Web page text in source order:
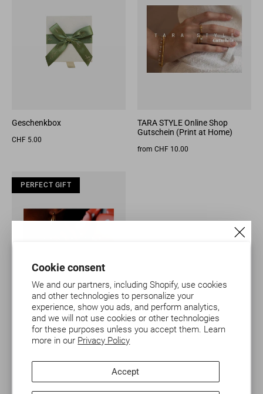
Cookie consent
We and our partners, including Shopify, use cookies
and other technologies to personalize your
experience, show you ads, and perform analytics,
and we will not use cookies or other technologies
for these purposes unless you accept them. Learn
more in our Privacy Policy
Accept
Melde dich zu unserem Newsletter an
und spare 10%
Mail-
Adresse…
ANMELDEN
ANMELDEN
Mit dem Klick auf „Anmelden“ stimmst du zu, dass wir
Geschenkbox
CHF 5.00
TARA STYLE Online Shop
Gutschein (Print at Home)
from CHF 10.00
PERFECT GIFT
PERFECT GIFT
TARA STYLE Gutschein
(physisch)